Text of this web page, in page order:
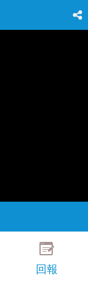
回報